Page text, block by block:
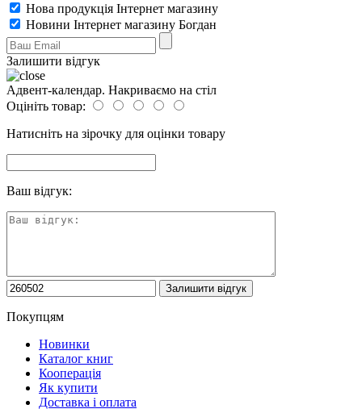
Нова продукція Інтернет магазину
Новини Інтернет магазину Богдан
Залишити відгук
Адвент-календар. Накриваємо на стіл
Оцініть товар:
Натисніть на зірочку для оцінки товару
Ваш відгук:
Покупцям
Новинки
Каталог книг
Кооперація
Як купити
Доставка і оплата